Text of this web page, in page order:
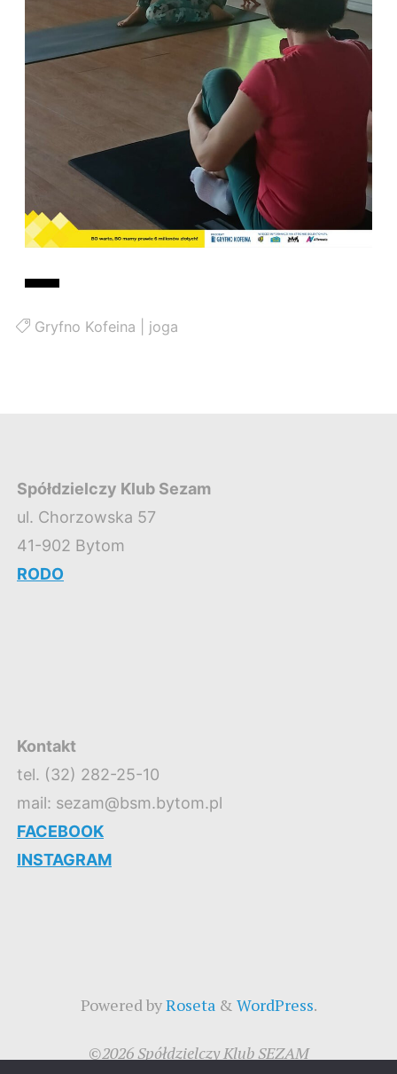
Gryfno Kofeina joga
Spółdzielczy Klub Sezam
ul. Chorzowska 57
41-902 Bytom
RODO
Kontakt
tel. (32) 282-25-10
mail: sezam@bsm.bytom.pl
FACEBOOK
INSTAGRAM
Powered byRoseta& WordPress.
©2026 Spółdzielczy Klub SEZAM